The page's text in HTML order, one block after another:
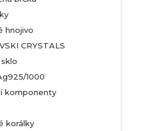
hnojivo
CRYSTALS
1000
komponenty
korálky